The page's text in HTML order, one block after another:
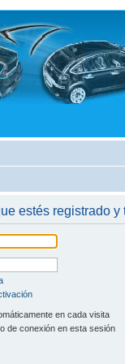
estés registrado
en cada visita
de conexión en esta sesión